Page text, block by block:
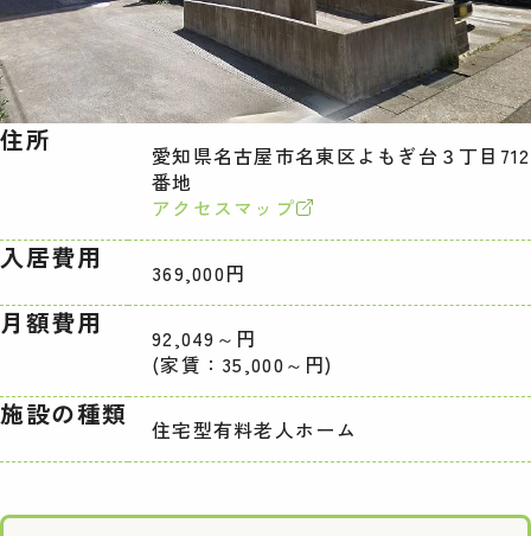
住所
愛知県名古屋市名東区よもぎ台３丁目712
番地
アクセスマップ
入居費用 369,000円
月額費用
92,049～円
(家賃：35,000～円)
施設の種類 住宅型有料老人ホーム